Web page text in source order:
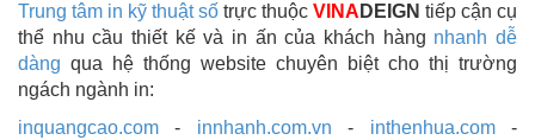
Trung tâm in kỹ thuật số trực thuộc VINA DEIGN tiếp cận cụ
thể nhu cầu thiết kế và in ấn của khách hàng nhanh dễ
dàng qua hệ thống website chuyên biệt cho thị trường
ngách ngành in:
inquangcao.com - innhanh.com.vn - inthenhua.com-